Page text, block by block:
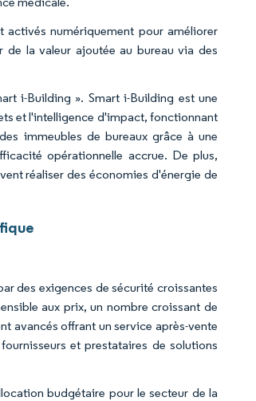
activés numériquement pour améliorer
la valeur ajoutée au bureau via des
i-Building ». Smart i-Building est une
et l'intelligence d'impact, fonctionnant
immeubles de bureaux grâce à une
opérationnelle accrue. De plus,
réaliser des économies d'énergie de
des exigences de sécurité croissantes
aux prix, un nombre croissant de
avancés offrant un service après-vente
et prestataires de solutions
budgétaire pour le secteur de la